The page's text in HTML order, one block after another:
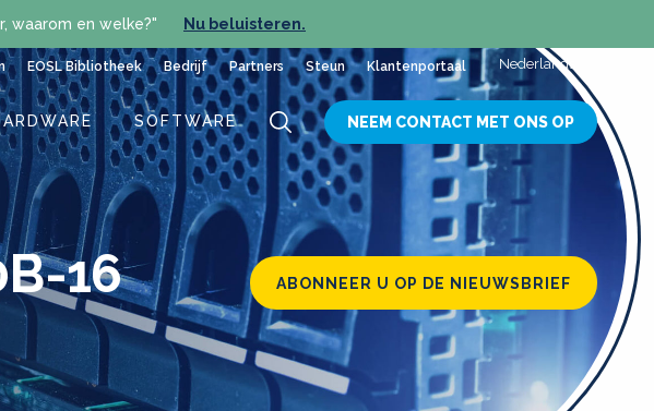
waarom en welke?" Nu beluisteren.
EOSL Bibliotheek Bedrijf Partners Steun Klantenportaal Nederlands
SOFTWARE NEEM CONTACT MET ONS OP
ABONNEER U OP DE NIEUWSBRIEF
16